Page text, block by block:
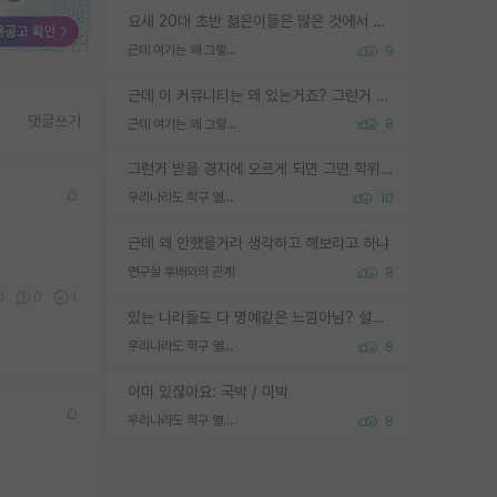
요새 20대 초반 젊은이들은 많은 것에서 가성비를 따지더라고요. 내가 이 정도 인풋을 넣었을 때 그만큼 아웃풋이 나올 것인가? 사실 아웃풋이 인풋 대비 리니어하게 나오지 않는 영역을 시도하기 싫어한다는 느낌입니다.
근데 여기는 왜 그렇게 SPK를 물어보는거임? 9
근데 이 커뮤니티는 왜 있는거죠? 그런거 쉽게 물어볼수있어서 있는거 아닌가요? 그렇게 보기 싫으면 커뮤니티도 하지마시지 그러면
근데 여기는 왜 그렇게 SPK를 물어보는거임? 8
그런거 받을 경지에 오르게 되면 그딴 학위명이 필요없음
우리나라도 학구 열풍보면 Higher Doctorate 학위가 필요하다고 봅니다. 10
근데 왜 안했을거라 생각하고 해보라고 하냐
연구실 후배와의 관계 8
있는 나라들도 다 명예같은 느낌아님? 설마 박사끼리 등급나눠서 학위수여하자 같은 헛소리는 아니지? ㅋㅋ
우리나라도 학구 열풍보면 Higher Doctorate 학위가 필요하다고 봅니다. 8
이미 있잖아요: 국박 / 미박
우리나라도 학구 열풍보면 Higher Doctorate 학위가 필요하다고 봅니다. 8
댓글쓰기